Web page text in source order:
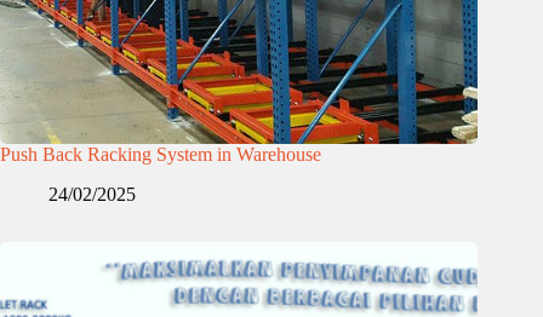
Push Back Racking System in Warehouse
24/02/2025